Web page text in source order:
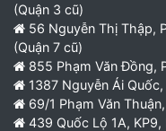
(Quận 3 cũ)
56 Nguyễn Thị Thập,
(Quận 7 cũ)
855 Phạm Văn Đồng,
1387 Nguyễn Ái
69/1 Phạm Văn
439 Quốc Lộ 1A,